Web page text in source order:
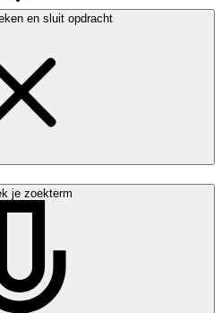
en sluit opdracht
je zoekterm